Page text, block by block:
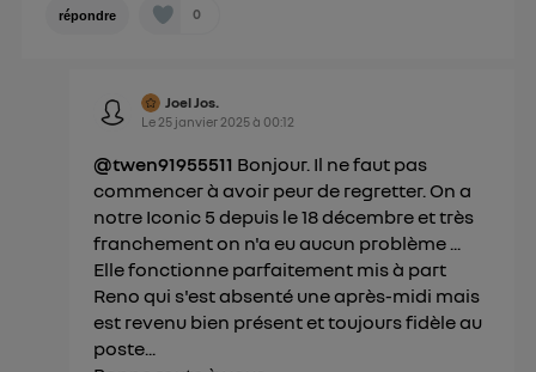
répondre 0
Joel Jos.
Le 25 janvier 2025à 00:12
@twen91955511 Bonjour. Il ne faut pas
commencer à avoir peur de regretter. On a
notre Iconic 5 depuis le 18 décembre et très
franchement on n'a eu aucun problème ...
Elle fonctionne parfaitement mis à part
Reno qui s'est absenté une après-midi mais
est revenu bien présent et toujours fidèle au
poste...